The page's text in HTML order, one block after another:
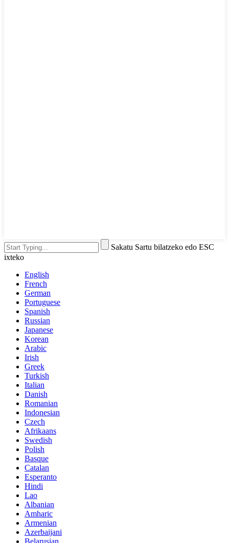
Sakatu Sartu bilatzeko edo ESC
ixteko
English
French
German
Portuguese
Spanish
Russian
Japanese
Korean
Arabic
Irish
Greek
Turkish
Italian
Danish
Romanian
Indonesian
Czech
Afrikaans
Swedish
Polish
Basque
Catalan
Esperanto
Hindi
Lao
Albanian
Amharic
Armenian
Azerbaijani